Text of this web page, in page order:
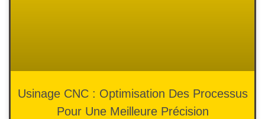
Usinage CNC : Optimisation Des Processus
Pour Une Meilleure Précision